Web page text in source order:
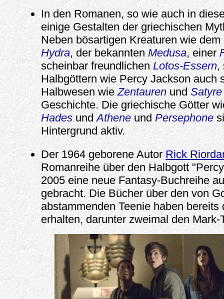
In den Romanen, so wie auch in
einige Gestalten der griechischen
Neben bösartigen Kreaturen wie dem
Hydra, der bekannten Medusa, einer
scheinbar freundlichen Lotos-Essern,
Halbgöttern wie Percy Jackson auch
Halbwesen wieZentaurenund Satyre
Geschichte. Die griechische Götter
Hades undAthene und Persephone
Hintergrund aktiv.
Der 1964 geborene AutorRick
Romanreihe über den Halbgott
2005 eine neue Fantasy-Buchreihe
gebracht. Die Bücher über den von
abstammenden Teenie haben bereits
erhalten, darunter zweimal den Mark-